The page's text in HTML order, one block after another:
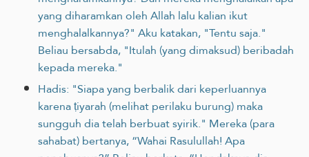
yang diharamkan oleh Allah lalu kalian ikut
menghalalkannya?" Aku katakan, "Tentu saja."
Beliau bersabda, "Itulah (yang dimaksud) beribadah
kepada mereka."
Hadis: "Siapa yang berbalik dari keperluannya
karena ṭiyarah (melihat perilaku burung) maka
sungguh dia telah berbuat syirik." Mereka (para
sahabat) bertanya, “Wahai Rasulullah! Apa